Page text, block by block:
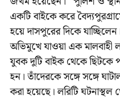
একটি বাইকে করে
হয়ে দাসপুরের দিকে
অভিমুখে যাওয়া এক মালবাহী
যুবক দুটি বাইক থেকে
হন। তাঁদেরকে সঙ্গে সঙ্গে
করা হয়েছে। লরিটি ঘটনাস্থল